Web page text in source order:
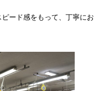
ード感をもって、丁寧にお